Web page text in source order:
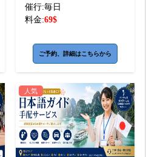
催行:毎日
料金:69$
ご予約、詳細はこちらから
人気